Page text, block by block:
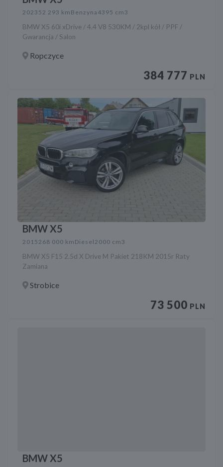
2023 52 293 km Benzyna 4395 cm3
BMW X5 60i xDrive / 4.4 V8 530KM / 2kpl kół / PPF /
Gwarancja / Salon
Ropczyce
384 777 PLN
BMW X5
2015268 000 km Diesel2000 cm3
BMW X5 F15 2.5d X Drive M Pakiet 218KM 2015r Raty
Zamiana
Strobice
73 500 PLN
BMW X5